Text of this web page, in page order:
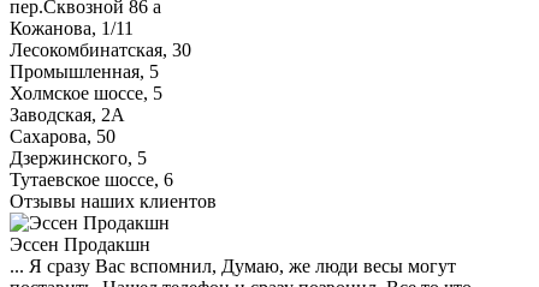
пер.Сквозной 86 а
Кожанова, 1/11
Лесокомбинатская, 30
Промышленная, 5
Холмское шоссе, 5
Заводская, 2А
Сахарова, 50
Дзержинского, 5
Тутаевское шоссе, 6
Отзывы наших клиентов
Эссен Продакшн
... Я сразу Вас вспомнил, Думаю, же люди весы могут